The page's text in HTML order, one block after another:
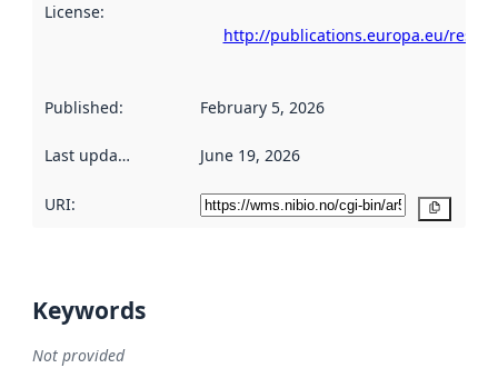
License:
http://publications.europa.eu/
Published: February 5, 2026
Last updated June 19, 2026
URI:
Keywords
Not provided